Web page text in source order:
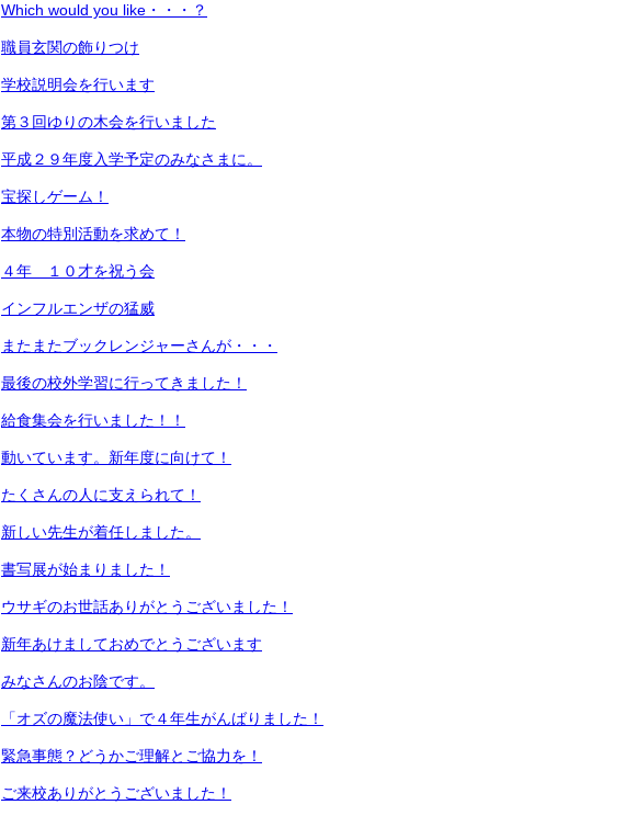
Which would you like・・・？
職員玄関の飾りつけ
学校説明会を行います
第３回ゆりの木会を行いました
平成２９年度入学予定のみなさまに。
宝探しゲーム！
本物の特別活動を求めて！
４年 １０才を祝う会
インフルエンザの猛威
またまたブックレンジャーさんが・・・
最後の校外学習に行ってきました！
給食集会を行いました！！
動いています。新年度に向けて！
たくさんの人に支えられて！
新しい先生が着任しました。
書写展が始まりました！
ウサギのお世話ありがとうございました！
新年あけましておめでとうございます
みなさんのお陰です。
「オズの魔法使い」で４年生がんばりました！
緊急事態？どうかご理解とご協力を！
ご来校ありがとうございました！